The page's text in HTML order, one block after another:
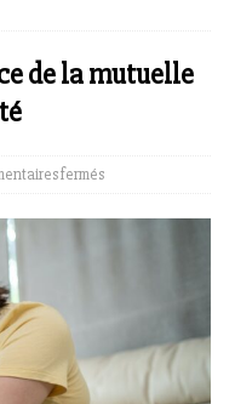
de la mutuelle
fermés